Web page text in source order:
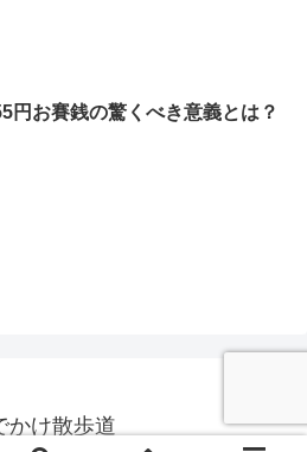
円お賽銭の驚くべき意義とは？
かけ散歩道